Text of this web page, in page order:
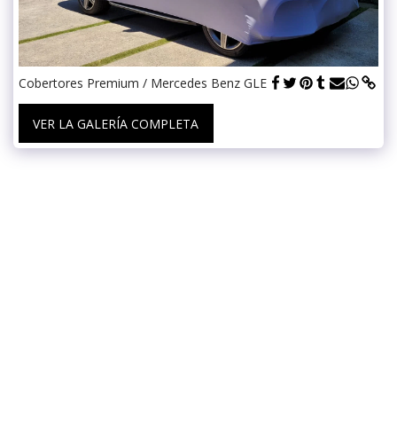
Cobertores Premium / Mercedes Benz GLE
VER LA GALERÍA COMPLETA